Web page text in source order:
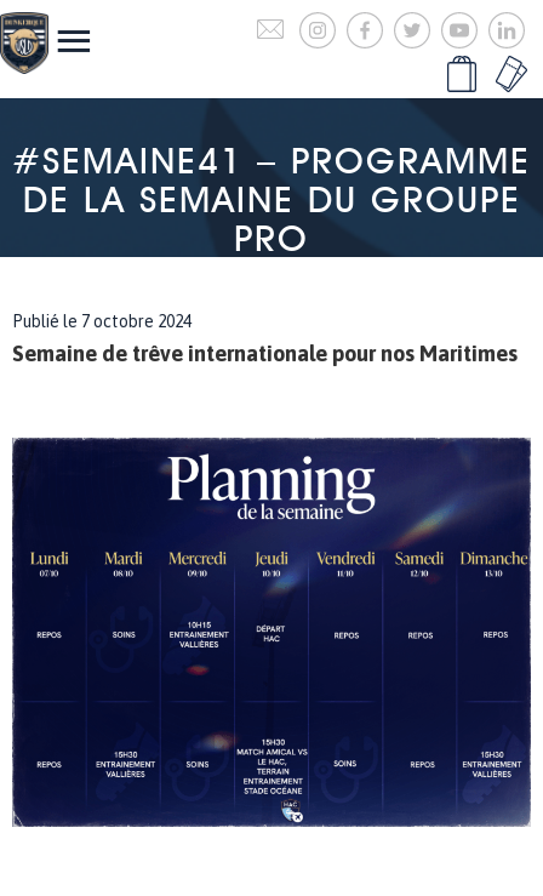
#SEMAINE41 – PROGRAMME
DE LA SEMAINE DU GROUPE
PRO
Publié le 7 octobre 2024
Semaine de trêve internationale pour nos Maritimes